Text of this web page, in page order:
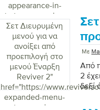
appearance-in-
start-menu-reviver-
2/">
Σετ Διευρυμένη
μενού για να
ανοίξει από
προεπιλογή στο
μενού Έναρξη
Reviver 2"
href="https://
expanded-menu-
to-open-by-
Με
Από
2
δεξί